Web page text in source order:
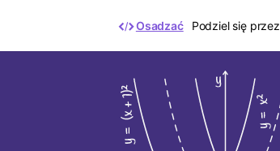
Osadzać Podziel się przez